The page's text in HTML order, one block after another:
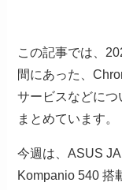
この記事では、
間にあった、
サービスなどに
まとめています。
今週は、ASUS
Kompanio 540 搭